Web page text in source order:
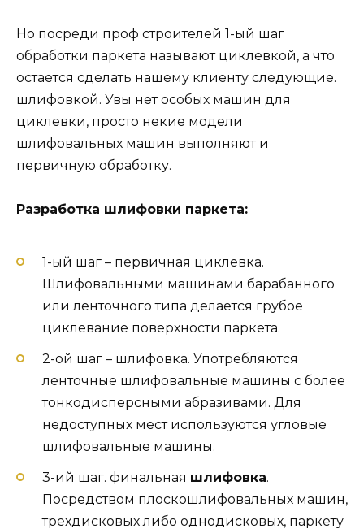
Но посреди проф строителей 1-ый шаг
обработки паркета называют циклевкой, а что
остается сделать нашему клиенту следующие.
шлифовкой. Увы нет особых машин для
циклевки, просто некие модели
шлифовальных машин выполняют и
первичную обработку.
Разработка шлифовки паркета:
1-ый шаг – первичная циклевка.
Шлифовальными машинами барабанного
или ленточного типа делается грубое
циклевание поверхности паркета.
2-ой шаг – шлифовка. Употребляются
ленточные шлифовальные машины с более
тонкодисперсными абразивами. Для
недоступных мест используются угловые
шлифовальные машины.
3-ий шаг. финальная шлифовка.
Посредством плоскошлифовальных машин,
трехдисковых либо однодисковых, паркету